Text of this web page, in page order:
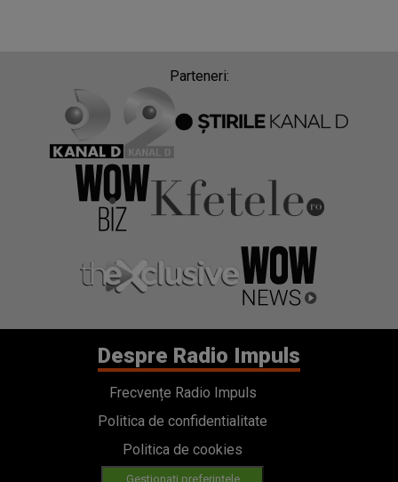
Parteneri:
Despre Radio Impuls
Frecvențe Radio Impuls
Politica de confidentialitate
Politica de cookies
Gestionați preferințele